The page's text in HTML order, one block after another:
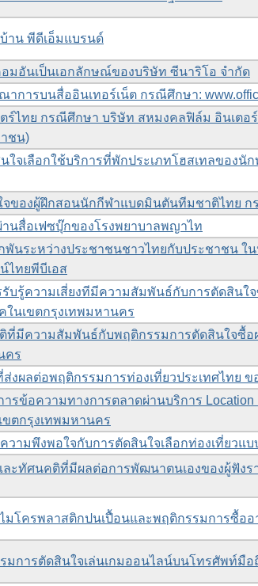
าน พีดีเอ็มแบรนด์
มอันเป็นเอกลักษณ์ของบริษัท ซีนาริโอ จำกัด
การบนสื่ออินเทอร์เน็ต กรณีศึกษา:
ร์ไทย กรณีศึกษา บริษัท สหมงคลฟิล์ม อินเตอ
าชน)
จเลือกใช้บริการที่พักประเภทโฮสเทลของนั
จของผู้ฝึกสอนนักกีฬาแบดมินตันทีมชาติไทย
นสื่อเฟซบุ๊กของโรงพยาบาลพญาไท
พันระหว่างประชาชนชาวไทยกับประชาชน ใ
ไทยพีบีเอส
รับรู้ความเสี่ยงทีมีความสัมพันธ์กับการตัดสิน
ในเขตกรุงเทพมหานคร
ที่มีความสัมพันธ์กับพฤติกรรมการตัดสินใจซื้
คร
งผลต่อพฤติกรรมการท่องเที่ยวประเทศไทย ข
รข้อความทางการตลาดผ่านบริการ Location
ตกรุงเทพมหานคร
วามพึงพอใจกับการตัดสินใจเลือกท่องเที่ยวแ
ะทัศนคติที่มีผลต่อการพัฒนาตนเองของผู้ฟังร
โครพลาสติกปนเปื้อนและพฤติกรรมการซื้ออ
มการตัดสินใจเล่นเกมออนไลน์บนโทรศัพท์มือ